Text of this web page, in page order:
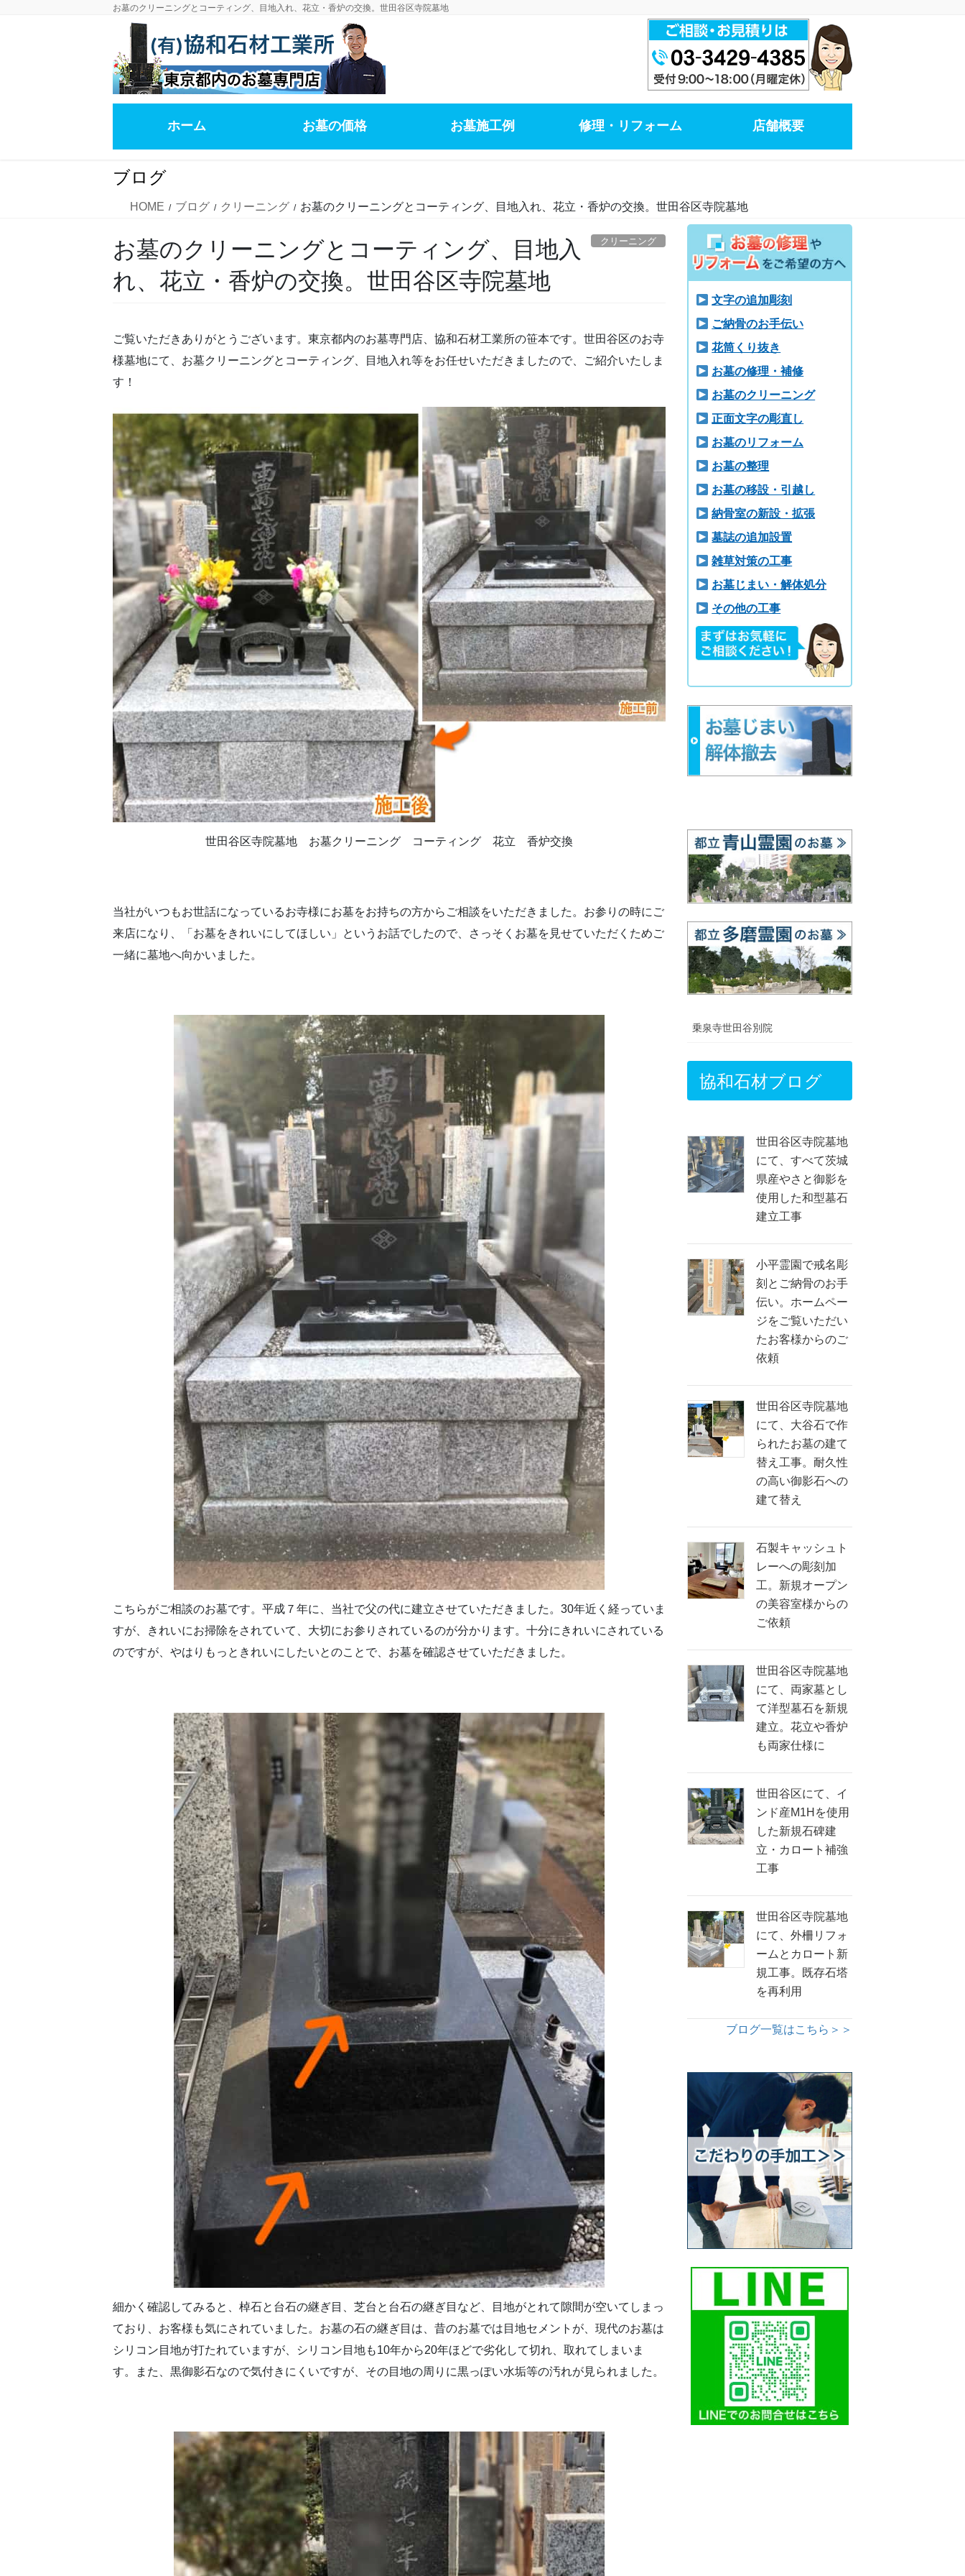
お墓のクリーニングとコーティング、目地入れ、花立・香炉の交換。世田谷区寺院墓地
ホーム お墓の価格 お墓施工例 修理・リフォーム 店舗概要
ブログ
HOME ブログ クリーニング お墓のクリーニングとコーティング、目地入れ、花立・香炉の交換。世田谷区寺院墓地
クリーニング
お墓のクリーニングとコーティング、目地入
れ、花立・香炉の交換。世田谷区寺院墓地
ご覧いただきありがとうございます。東京都内のお墓専門店、協和石材工業所の笹本です。世田谷区のお寺
様墓地にて、お墓クリーニングとコーティング、目地入れ等をお任せいただきましたので、ご紹介いたしま
す！
世田谷区寺院墓地 お墓クリーニング コーティング 花立 香炉交換
当社がいつもお世話になっているお寺様にお墓をお持ちの方からご相談をいただきました。お参りの時にご
来店になり、「お墓をきれいにしてほしい」というお話でしたので、さっそくお墓を見せていただくためご
一緒に墓地へ向かいました。
こちらがご相談のお墓です。平成７年に、当社で父の代に建立させていただきました。30年近く経っていま
すが、きれいにお掃除をされていて、大切にお参りされているのが分かります。十分にきれいにされている
のですが、やはりもっときれいにしたいとのことで、お墓を確認させていただきました。
細かく確認してみると、棹石と台石の継ぎ目、芝台と台石の継ぎ目など、目地がとれて隙間が空いてしまっ
ており、お客様も気にされていました。お墓の石の継ぎ目は、昔のお墓では目地セメントが、現代のお墓は
シリコン目地が打たれていますが、シリコン目地も10年から20年ほどで劣化して切れ、取れてしまいま
す。また、黒御影石なので気付きにくいですが、その目地の周りに黒っぽい水垢等の汚れが見られました。
文字の追加彫刻
ご納骨のお手伝い
花筒くり抜き
お墓の修理・補修
お墓のクリーニング
正面文字の彫直し
お墓のリフォーム
お墓の整理
お墓の移設・引越し
納骨室の新設・拡張
墓誌の追加設置
雑草対策の工事
お墓じまい・解体処分
その他の工事
乗泉寺世田谷別院
協和石材ブログ
世田谷区寺院墓地
にて、すべて茨城
県産やさと御影を
使用した和型墓石
建立工事
小平霊園で戒名彫
刻とご納骨のお手
伝い。ホームペー
ジをご覧いただい
たお客様からのご
依頼
世田谷区寺院墓地
にて、大谷石で作
られたお墓の建て
替え工事。耐久性
の高い御影石への
建て替え
石製キャッシュト
レーへの彫刻加
工。新規オープン
の美容室様からの
ご依頼
世田谷区寺院墓地
にて、両家墓とし
て洋型墓石を新規
建立。花立や香炉
も両家仕様に
世田谷区にて、イ
ンド産M1Hを使用
した新規石碑建
立・カロート補強
工事
世田谷区寺院墓地
にて、外柵リフォ
ームとカロート新
規工事。既存石塔
を再利用
ブログ一覧はこちら＞＞